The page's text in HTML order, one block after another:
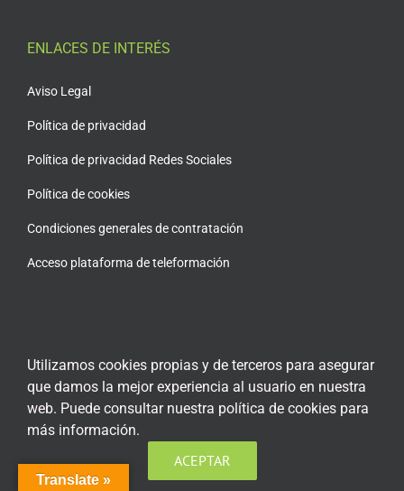
ENLACES DE INTERÉS
Aviso Legal
Política de privacidad
Política de privacidad Redes Sociales
Política de cookies
Condiciones generales de contratación
Acceso plataforma de teleformación
ENCUÉNTRANOS EN LAS REDES SOCIALES
Translate »
Utilizamos cookies propias y de terceros para asegurar
que damos la mejor experiencia al usuario en nuestra
web. Puede consultar nuestra política de cookies para
más información.
ACEPTAR